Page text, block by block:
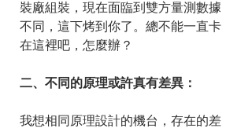
裝廠組裝，現在面臨到雙方量測數據
不同，這下烤到你了。總不能一直卡
在這裡吧，怎麼辦？
二、不同的原理或許真有差異：
我想相同原理設計的機台，存在的差